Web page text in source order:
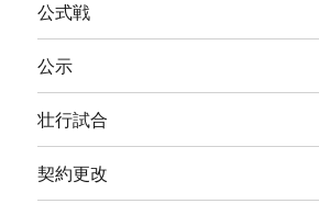
公式戦
公示
壮行試合
契約更改